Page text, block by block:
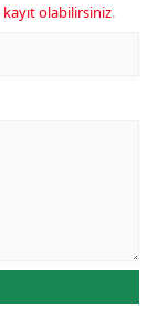
kayıt olabilirsiniz.